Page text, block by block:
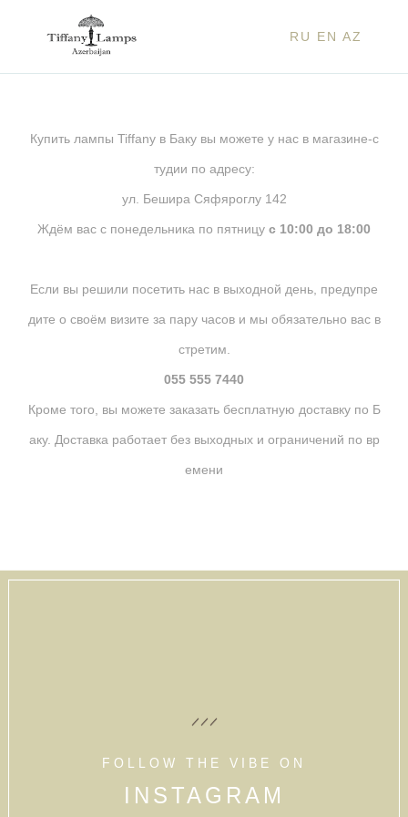
RU EN AZ
Купить лампы Tiffany в Баку вы можете у нас в магазине-с
тудии по адресу:
ул. Бешира Сяфяроглу 142
Ждём вас с понедельника по пятницу с 10:00 до 18:00
Если вы решили посетить нас в выходной день, предупре
дите о своём визите за пару часов и мы обязательно вас в
стретим.
055 555 7440
Кроме того, вы можете заказать бесплатную доставку по Б
аку. Доставка работает без выходных и ограничений по вр
емени
FOLLOW THE VIBE ON
INSTAGRAM